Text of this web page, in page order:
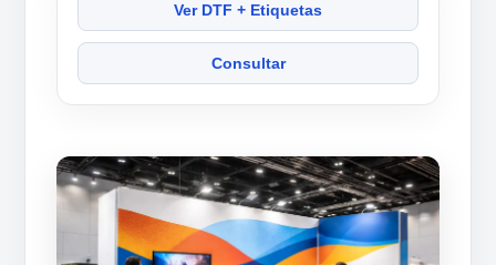
Ver DTF + Etiquetas
Consultar